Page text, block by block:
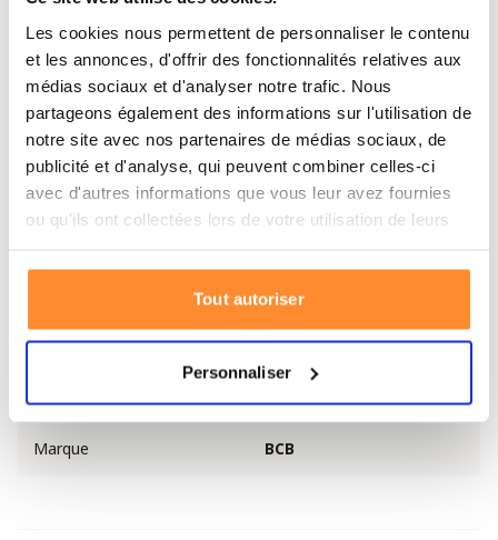
Les cookies nous permettent de personnaliser le contenu
et les annonces, d'offrir des fonctionnalités relatives aux
médias sociaux et d'analyser notre trafic. Nous
partageons également des informations sur l'utilisation de
notre site avec nos partenaires de médias sociaux, de
publicité et d'analyse, qui peuvent combiner celles-ci
avec d'autres informations que vous leur avez fournies
ou qu'ils ont collectées lors de votre utilisation de leurs
Tout autoriser
Personnaliser
servir pour prendre de l’eau.
Spécifications du jerrycan pliable
Capacité : 10 l
Poids : 190 g
Dimensions plié : 20 x 25 x 6 cm
Dimensions déplié : 30 x 20 x 25 cm
Équipé de poignées intégrées
Marque : BCB
Marque BCB